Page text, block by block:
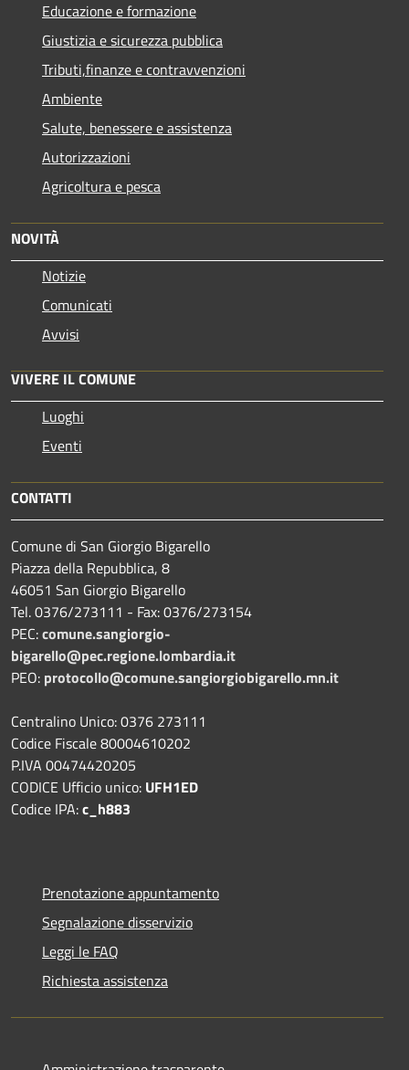
Educazione e formazione
Giustizia e sicurezza pubblica
Tributi,finanze e contravvenzioni
Ambiente
Salute, benessere e assistenza
Autorizzazioni
Agricoltura e pesca
NOVITÀ
Notizie
Comunicati
Avvisi
VIVERE IL COMUNE
Luoghi
Eventi
CONTATTI
Comune di San Giorgio Bigarello
Piazza della Repubblica, 8
46051 San Giorgio Bigarello
Tel. 0376/273111 - Fax: 0376/273154
PEC:comune.sangiorgio-
bigarello@pec.regione.lombardia.it
PEO: protocollo@comune.sangiorgiobigarello.mn.it
Centralino Unico: 0376 273111
Codice Fiscale 80004610202
P.IVA 00474420205
CODICE Ufficio unico: UFH1ED
Codice IPA:c_h883
Prenotazione appuntamento
Segnalazione disservizio
Leggi le FAQ
Richiesta assistenza